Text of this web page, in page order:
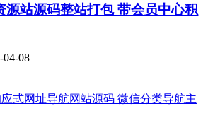
源站源码整站打包 带会员中心积
04-08